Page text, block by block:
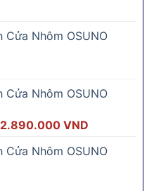
Cửa Nhôm OSUNO
Cửa Nhôm OSUNO
Giá
2.890.000 VNDGiá
tại
Cửa Nhôm OSUNO